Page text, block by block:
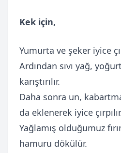
Kek için,
Yumurta ve şeker iyice
Ardından sıvı yağ,
karıştırılır.
Daha sonra un,
da eklenerek iyice
Yağlamış olduğumuz
hamuru dökülür.